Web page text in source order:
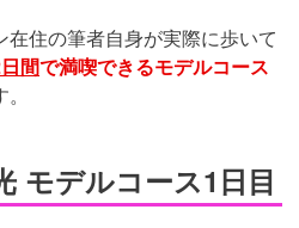
住の筆者自身が実際に歩いて
間で満喫できるモデルコース
モデルコース1日目